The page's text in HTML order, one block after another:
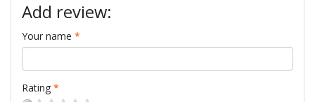
Add review:
Your name
Rating